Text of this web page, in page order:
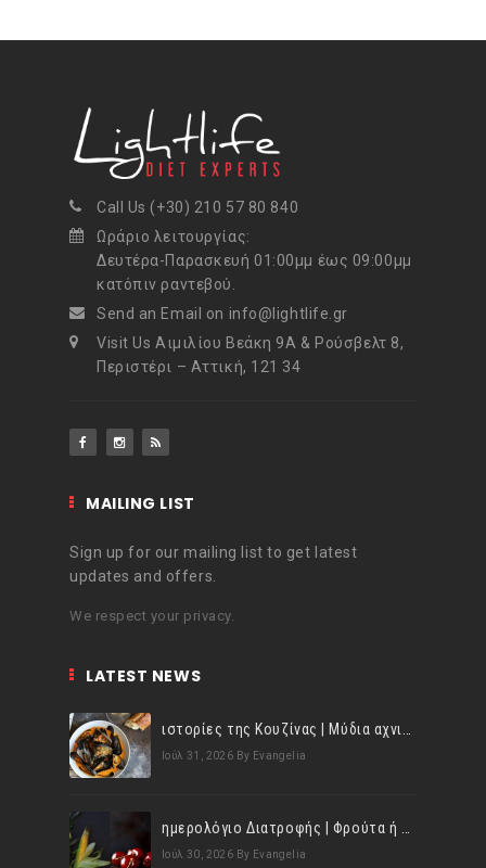
Call Us (+30) 210 57 80 840
Ωράριο λειτουργίας:
Δευτέρα-Παρασκευή 01:00μμ έως 09:00μμ
κατόπιν ραντεβού.
Send an Email on info@lightlife.gr
Visit Us Αιμιλίου Βεάκη 9Α & Ρούσβελτ 8,
Περιστέρι – Αττική, 121 34
MAILING LIST
Sign up for our mailing list to get latest
updates and offers.
We respect your privacy.
LATEST NEWS
ιστορίες της Κουζίνας | Μύδια αχνιστά σβησμένα με λευκό κρασί!
Ιούλ 31, 2026 By Evangelia
ημερολόγιο Διατροφής | Φρούτα ή λαχανικά; Γνωρίζεις τη διαφορά;
Ιούλ 30, 2026 By Evangelia